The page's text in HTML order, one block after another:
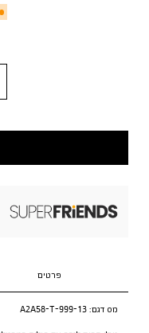
פרטים
מס דגם: A2A58-T-999-13